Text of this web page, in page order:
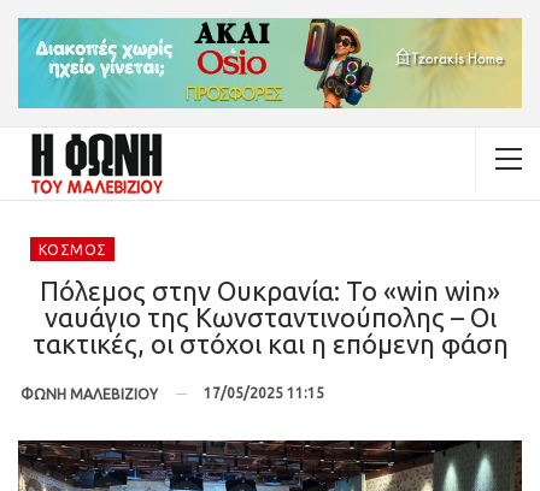
ΚΌΣΜΟΣ
Πόλεμος στην Ουκρανία: Το «win win»
ναυάγιο της Κωνσταντινούπολης – Οι
τακτικές, οι στόχοι και η επόμενη φάση
ΦΩΝΗ ΜΑΛΕΒΙΖΙΟΥ 17/05/2025 11:15